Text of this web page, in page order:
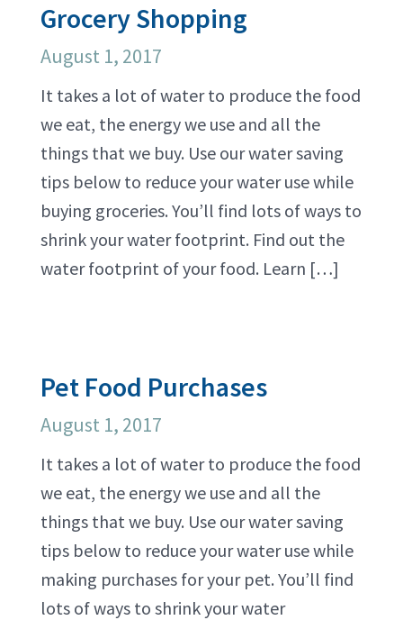
Grocery Shopping
August 1, 2017
It takes a lot of water to produce the food
we eat, the energy we use and all the
things that we buy. Use our water saving
tips below to reduce your water use while
buying groceries. You’ll find lots of ways to
shrink your water footprint. Find out the
water footprint of your food. Learn […]
Pet Food Purchases
August 1, 2017
It takes a lot of water to produce the food
we eat, the energy we use and all the
things that we buy. Use our water saving
tips below to reduce your water use while
making purchases for your pet. You’ll find
lots of ways to shrink your water